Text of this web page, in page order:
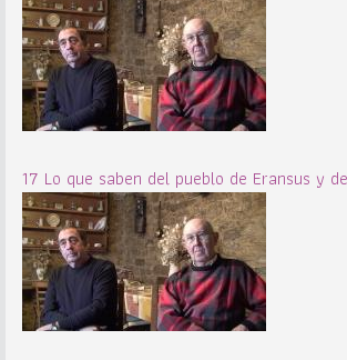
17 Lo que saben del pueblo de Eransus y